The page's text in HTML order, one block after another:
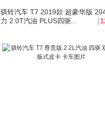
骐铃汽车 T7 2019款 超豪华版
力 2.0T汽油 PLUS四驱...
[